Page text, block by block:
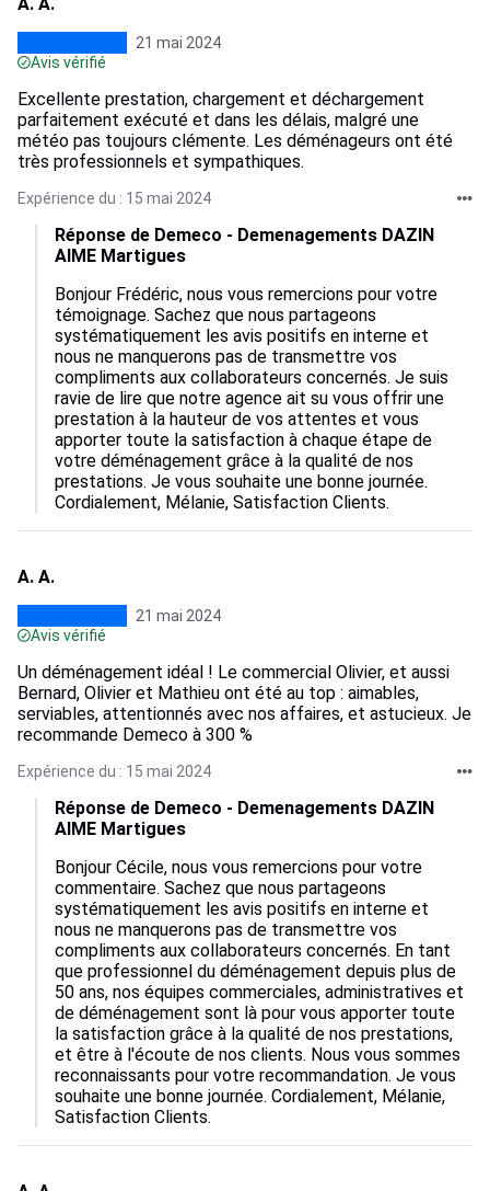
21 mai 2024
Avis vérifié
Excellente prestation, chargement et déchargement
parfaitement exécuté et dans les délais, malgré une
météo pas toujours clémente. Les déménageurs ont été
très professionnels et sympathiques.
Expérience du : 15 mai 2024
Réponse de Demeco - Demenagements DAZIN
AIME Martigues
Bonjour Frédéric, nous vous remercions pour votre
témoignage. Sachez que nous partageons
systématiquement les avis positifs en interne et
nous ne manquerons pas de transmettre vos
compliments aux collaborateurs concernés. Je suis
ravie de lire que notre agence ait su vous offrir une
prestation à la hauteur de vos attentes et vous
apporter toute la satisfaction à chaque étape de
votre déménagement grâce à la qualité de nos
prestations. Je vous souhaite une bonne journée.
Cordialement, Mélanie, Satisfaction Clients.
A. A.
21 mai 2024
Avis vérifié
Un déménagement idéal ! Le commercial Olivier, et aussi
Bernard, Olivier et Mathieu ont été au top : aimables,
serviables, attentionnés avec nos affaires, et astucieux. Je
recommande Demeco à 300 %
Expérience du : 15 mai 2024
Réponse de Demeco - Demenagements DAZIN
AIME Martigues
Bonjour Cécile, nous vous remercions pour votre
commentaire. Sachez que nous partageons
systématiquement les avis positifs en interne et
nous ne manquerons pas de transmettre vos
compliments aux collaborateurs concernés. En tant
que professionnel du déménagement depuis plus de
50 ans, nos équipes commerciales, administratives et
de déménagement sont là pour vous apporter toute
la satisfaction grâce à la qualité de nos prestations,
et être à l'écoute de nos clients. Nous vous sommes
reconnaissants pour votre recommandation. Je vous
souhaite une bonne journée. Cordialement, Mélanie,
Satisfaction Clients.